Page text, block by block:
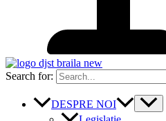
Search for:
DESPRE NOI